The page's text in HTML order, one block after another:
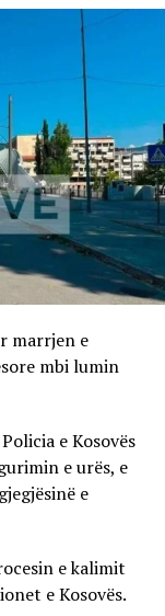
marrjen e
mbi lumin
e Kosovës
e urës, e
e
e kalimit
e Kosovës.